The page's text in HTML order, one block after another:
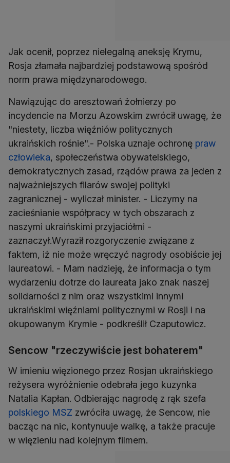
Jak ocenił, poprzez nielegalną aneksję Krymu,
Rosja złamała najbardziej podstawową spośród
norm prawa międzynarodowego.
Nawiązując do aresztowań żołnierzy po
incydencie na Morzu Azowskim zwrócił uwagę, że
"niestety, liczba więźniów politycznych
ukraińskich rośnie".- Polska uznaje ochronę praw
człowieka, społeczeństwa obywatelskiego,
demokratycznych zasad, rządów prawa za jeden z
najważniejszych filarów swojej polityki
zagranicznej - wyliczał minister. - Liczymy na
zacieśnianie współpracy w tych obszarach z
naszymi ukraińskimi przyjaciółmi -
zaznaczył.Wyraził rozgoryczenie związane z
faktem, iż nie może wręczyć nagrody osobiście jej
laureatowi. - Mam nadzieję, że informacja o tym
wydarzeniu dotrze do laureata jako znak naszej
solidarności z nim oraz wszystkimi innymi
ukraińskimi więźniami politycznymi w Rosji i na
okupowanym Krymie - podkreślił Czaputowicz.
Sencow "rzeczywiście jest bohaterem"
W imieniu więzionego przez Rosjan ukraińskiego
reżysera wyróżnienie odebrała jego kuzynka
Natalia Kapłan. Odbierając nagrodę z rąk szefa
polskiego MSZ zwróciła uwagę, że Sencow, nie
bacząc na nic, kontynuuje walkę, a także pracuje
w więzieniu nad kolejnym filmem.